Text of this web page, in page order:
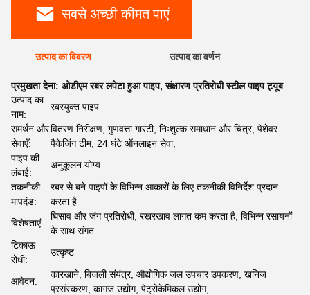
सबसे अच्छी कीमत पाएं
उत्पाद का विवरण उत्पाद का वर्णन
प्रमुखता देना: ओडीएम रबर लपेटा हुआ पाइप,संक्षारण प्रतिरोधी स्टील पाइप ट्यूब
उत्पाद का
नाम:
रबरयुक्त पाइप
समर्थन और
सेवाएँ:
वितरण निरीक्षण, गुणवत्ता गारंटी, निःशुल्क समाधान और चित्र, पेशेवर
पैकेजिंग टीम, 24 घंटे ऑनलाइन सेवा,
पाइप की
लंबाई:
अनुकूलन योग्य
तकनीकी
मापदंड:
रबर से बने पाइपों के विभिन्न आकारों के लिए तकनीकी विनिर्देश प्रदान
करता है
विशेषताएं:
घिसाव और जंग प्रतिरोधी, रखरखाव लागत कम करता है, विभिन्न रसायनों
के साथ संगत
टिकाऊ
रोधी:
उत्कृष्ट
आवेदन:
कारखाने, बिजली संयंत्र, औद्योगिक जल उपचार उपकरण, खनिज
प्रसंस्करण, कागज उद्योग, पेट्रोकेमिकल उद्योग,